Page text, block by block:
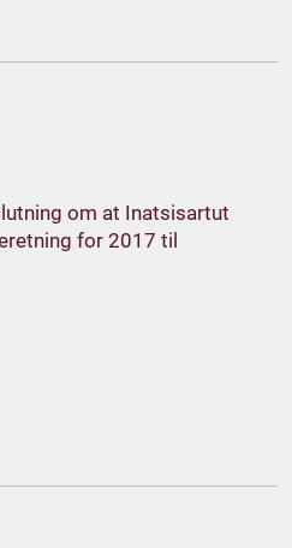
om at Inatsisartut
for 2017 til